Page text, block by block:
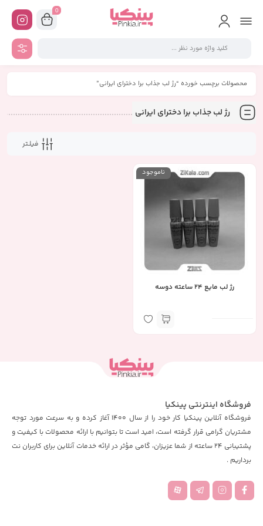
0
محصولات برچسب خورده “رژ لب جذاب برا دخترای ایرانی”
رژ لب جذاب برا دخترای ایرانی
فیلـتر
ناموجود
رژ لب مایع 24 ساعته دوسه
فروشگاه اینترنتی پینکیا
فروشگاه آنلاین پینکیا کار خود را از سال 1400 آغاز کرده و به سرعت مورد توجه
مشتریان گرامی قرار گرفته است، امید است تا بتوانیم با ارائه محصولات با کیفیت و
پشتیبانی 24 ساعته از شما عزیزان، گامی مؤثر در ارائه خدمات آنلاین برای کاربران نت
برداریم .